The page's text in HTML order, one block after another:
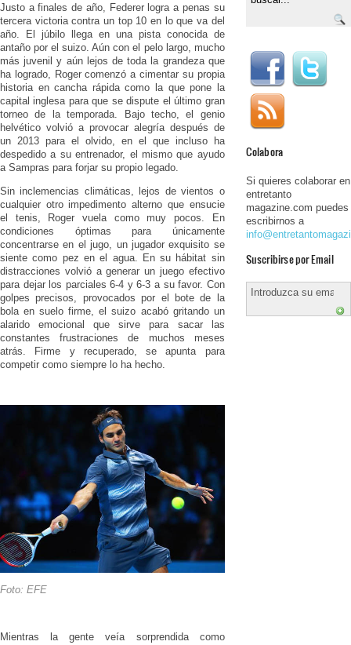
Justo a finales de año, Federer logra a penas su
tercera victoria contra un top 10 en lo que va del
año. El júbilo llega en una pista conocida de
antaño por el suizo. Aún con el pelo largo, mucho
más juvenil y aún lejos de toda la grandeza que
ha logrado, Roger comenzó a cimentar su propia
historia en cancha rápida como la que pone la
capital inglesa para que se dispute el último gran
torneo de la temporada. Bajo techo, el genio
helvético volvió a provocar alegría después de
un 2013 para el olvido, en el que incluso ha
despedido a su entrenador, el mismo que ayudo
a Sampras para forjar su propio legado.
Sin inclemencias climáticas, lejos de vientos o
cualquier otro impedimento alterno que ensucie
el tenis, Roger vuela como muy pocos. En
condiciones óptimas para únicamente
concentrarse en el jugo, un jugador exquisito se
siente como pez en el agua. En su hábitat sin
distracciones volvió a generar un juego efectivo
para dejar los parciales 6-4 y 6-3 a su favor. Con
golpes precisos, provocados por el bote de la
bola en suelo firme, el suizo acabó gritando un
alarido emocional que sirve para sacar las
constantes frustraciones de muchos meses
atrás. Firme y recuperado, se apunta para
competir como siempre lo ha hecho.
Foto: EFE
Mientras la gente veía sorprendida como
Colabora
Si quieres colaborar en
entretanto
magazine.com puedes
escribirnos a
Suscribirse por Email